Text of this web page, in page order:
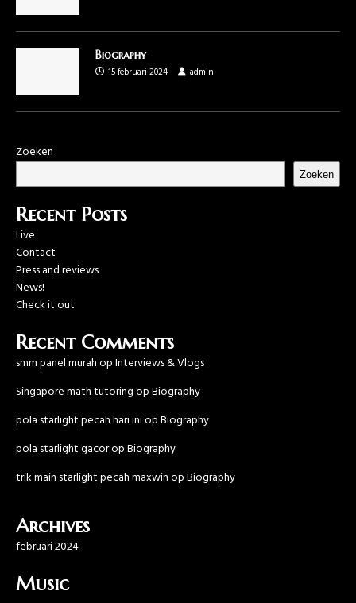
Biography
15 februari 2024
admin
Zoeken
Zoeken
Recent Posts
Live
Contact
Press and reviews
News!
Check it out
Recent Comments
smm panel murahopInterviews & Vlogs
Singapore math tutoringopBiography
pola starlight pecah hari iniopBiography
pola starlight gacoropBiography
trik main starlight pecah maxwinopBiography
Archives
februari 2024
Music